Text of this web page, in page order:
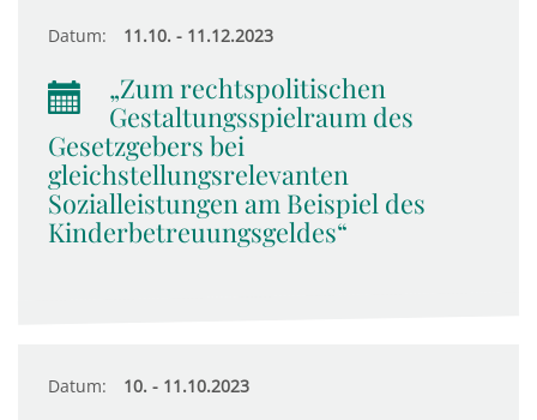
Datum: 11.10. - 11.12.2023
„Zum rechtspolitischen
Gestaltungsspielraum des
Gesetzgebers bei
gleichstellungsrelevanten
Sozialleistungen am Beispiel des
Kinderbetreuungsgeldes“
Datum: 10. - 11.10.2023